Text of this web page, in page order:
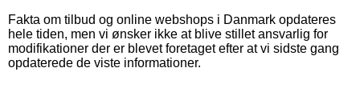
Fakta om tilbud og online webshops i Danmark opdateres
hele tiden, men vi ønsker ikke at blive stillet ansvarlig for
modifikationer der er blevet foretaget efter at vi sidste gang
opdaterede de viste informationer.